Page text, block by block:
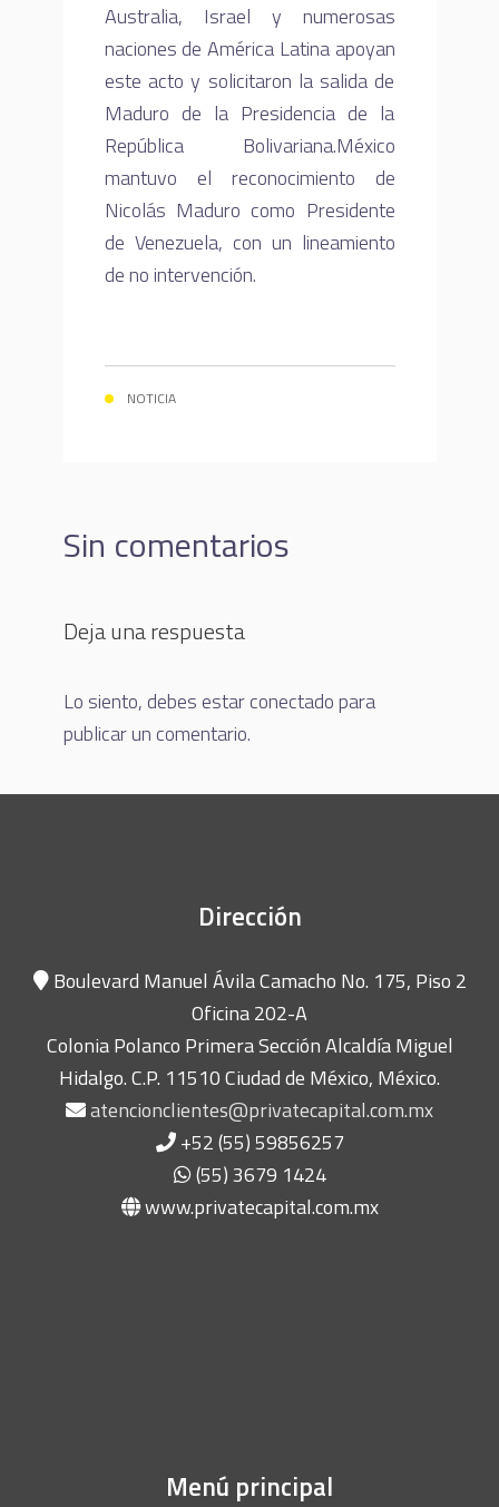
Australia, Israel y numerosas
naciones de América Latina apoyan
este acto y solicitaron la salida de
Maduro de la Presidencia de la
República Bolivariana.México
mantuvo el reconocimiento de
Nicolás Maduro como Presidente
de Venezuela, con un lineamiento
de no intervención.
NOTICIA
Sin comentarios
Deja una respuesta
Lo siento, debes estarconectadopara
publicar un comentario.
Dirección
Boulevard Manuel Ávila Camacho No. 175, Piso 2
Oficina 202-A
Colonia Polanco Primera Sección Alcaldía Miguel
Hidalgo. C.P. 11510 Ciudad de México, México.
atencionclientes@privatecapital.com.mx
+52 (55) 59856257
(55) 3679 1424
www.privatecapital.com.mx
Menú principal